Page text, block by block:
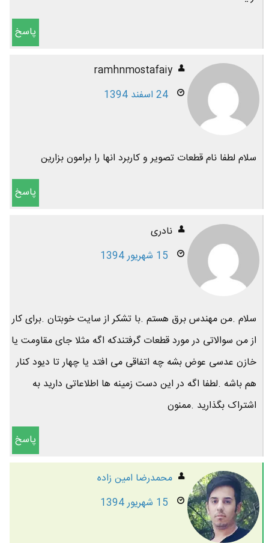
پاسخ
ramhnmostafaiy
24 اسفند 1394
سلام لطفا نام قطعات تصویر و کاربرد انها را برامون بزارین
پاسخ
نادری
15 شهریور 1394
سلام .من مهندس برق هستم .با تشکر از سایت خوبتان .برای کار
از من سوالاتی در مورد قطعات گرفتندکه اگه مثلا جای مقاومت یا
خازن عدسی عوض بشه چه اتفاقی می افتد یا چهار تا دیود کنار
هم باشه .لطفا اگه در این دست زمینه ها اطلاعاتی دارید به
اشتراک بگذارید .ممنون
پاسخ
محمدرضا امين زاده
15 شهریور 1394